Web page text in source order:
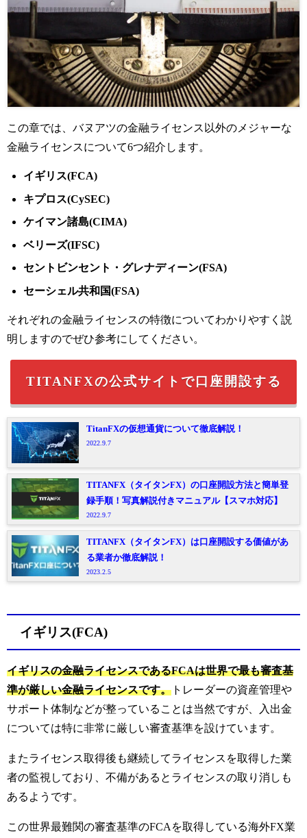
この章では、バヌアツの金融ライセンス以外のメジャーな
金融ライセンスについて6つ紹介します。
イギリス(FCA)
キプロス(CySEC)
ケイマン諸島(CIMA)
ベリーズ(IFSC)
セントビンセント・グレナディーン(FSA)
セーシェル共和国(FSA)
それぞれの金融ライセンスの特徴についてわかりやすく説
明しますのでぜひ参考にしてください。
TITANFXの公式サイトで口座開設する
TitanFXの仮想通貨について徹底解説！
2022.9.7
TITANFX（タイタンFX）の口座開設方法と簡単登
録手順！写真解説付きマニュアル【スマホ対応】
2022.9.7
TITANFX（タイタンFX）は口座開設する価値があ
る業者か徹底解説！
2023.2.5
イギリス(FCA)
イギリスの金融ライセンスであるFCAは世界で最も審査基
準が厳しい金融ライセンスです。 トレーダーの資産管理や
サポート体制などが整っていることは当然ですが、入出金
については特に非常に厳しい審査基準を設けています。
またライセンス取得後も継続してライセンスを取得した業
者の監視しており、不備があるとライセンスの取り消しも
あるようです。
この世界最難関の審査基準のFCAを取得している海外FX業